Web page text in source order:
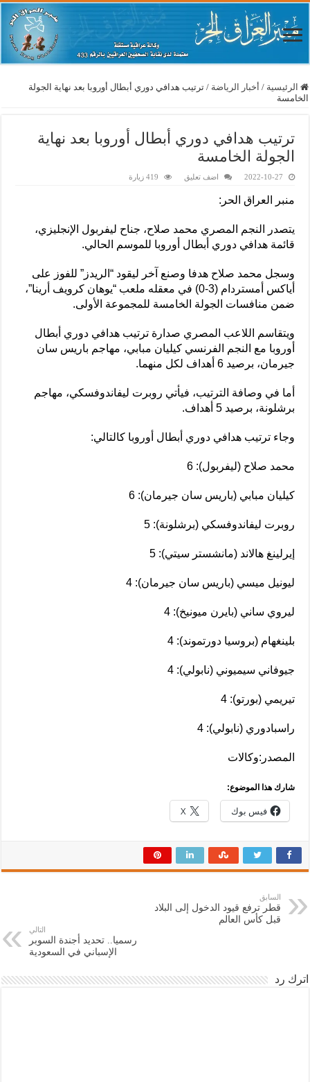
الرئيسية / أخبار الرياضة / ترتيب هدافي دوري أبطال أوروبا بعد نهاية الجولة
الخامسة
ترتيب هدافي دوري أبطال أوروبا بعد نهاية
الجولة الخامسة
2022-10-27 اضف تعليق 419 زيارة
منبر العراق الحر:
يتصدر النجم المصري محمد صلاح، جناح ليفربول الإنجليزي،
قائمة هدافي دوري أبطال أوروبا للموسم الحالي.
وسجل محمد صلاح هدفا وصنع آخر ليقود “الريدز” للفوز على
أياكس أمستردام (3-0) في معقله ملعب “يوهان كرويف أرينا”،
ضمن منافسات الجولة الخامسة للمجموعة الأولى.
ويتقاسم اللاعب المصري صدارة ترتيب هدافي دوري أبطال
أوروبا مع النجم الفرنسي كيليان مبابي، مهاجم باريس سان
جيرمان، برصيد 6 أهداف لكل منهما.
أما في وصافة الترتيب، فيأتي روبرت ليفاندوفسكي، مهاجم
برشلونة، برصيد 5 أهداف.
وجاء ترتيب هدافي دوري أبطال أوروبا كالتالي:
محمد صلاح (ليفربول): 6
كيليان مبابي (باريس سان جيرمان): 6
روبرت ليفاندوفسكي (برشلونة): 5
إيرلينغ هالاند (مانشستر سيتي): 5
ليونيل ميسي (باريس سان جيرمان): 4
ليروي ساني (بايرن ميونيخ): 4
بلينغهام (بروسيا دورتموند): 4
جيوفاني سيميوني (نابولي): 4
تيريمي (بورتو): 4
راسبادوري (نابولي): 4
المصدر:وكالات
شارك هذا الموضوع:
فيس بوك X
السابق
قطر ترفع قيود الدخول إلى البلاد
قبل كأس العالم
التالي
رسميا.. تحديد أجندة السوبر
الإسباني في السعودية
اترك رد